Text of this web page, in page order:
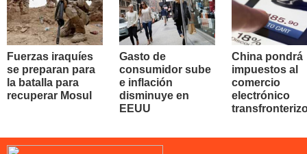
Fuerzas iraquíes
se preparan para
la batalla para
recuperar Mosul
Gasto de
consumidor sube
e inflación
disminuye en
EEUU
China pondrá
impuestos al
comercio
electrónico